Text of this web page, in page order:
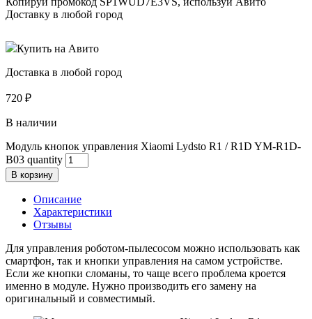
Доставку в любой город
Купить на Авито
Доставка в любой город
720 ₽
В наличии
Модуль кнопок управления Xiaomi Lydsto R1 / R1D YM-R1D-
B03 quantity
В корзину
Описание
Характеристики
Отзывы
Для управления роботом-пылесосом можно использовать как
смартфон, так и кнопки управления на самом устройстве.
Если же кнопки сломаны, то чаще всего проблема кроется
именно в модуле. Нужно производить его замену на
оригинальный и совместимый.